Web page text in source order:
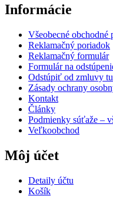
Informácie
Všeobecné obchodné
Reklamačný poriadok
Reklamačný formulár
Formulár na
Odstúpiť od zmluvy tu
Zásady ochrany
Kontakt
Články
Podmienky súťaže –
Veľkoobchod
Môj účet
Detaily účtu
Košík